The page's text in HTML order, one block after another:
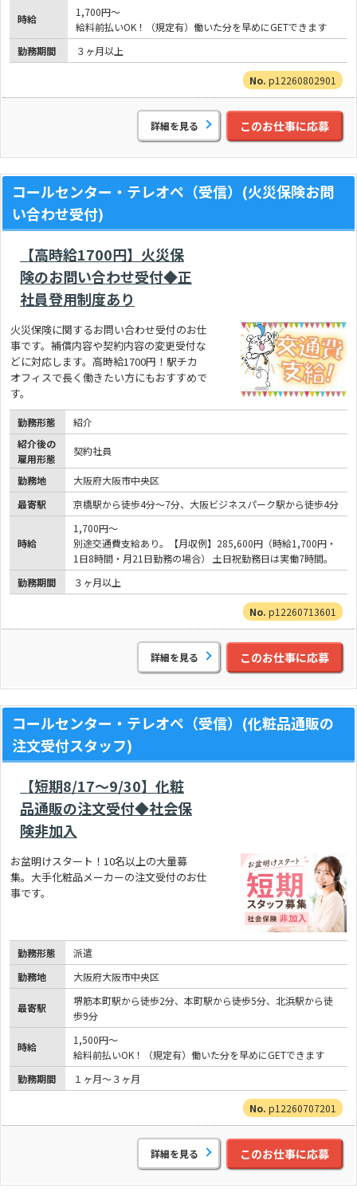
時給
1,700円～
給料前払いOK！（規定有）働いた分を早めにGETできます
勤務期間
３ヶ月以上
p12260802901
詳細を見る このお仕事に応募
コールセンター・テレオペ（受信）(火災保険お問
い合わせ受付)
【高時給1700円】火災保
険のお問い合わせ受付◆正
社員登用制度あり
火災保険に関するお問い合わせ受付のお仕
事です。補償内容や契約内容の変更受付な
どに対応します。高時給1700円！駅チカ
オフィスで長く働きたい方にもおすすめで
す。
勤務形態
紹介
紹介後の
雇用形態
契約社員
勤務地
大阪府大阪市中央区
最寄駅
京橋駅から徒歩4分～7分、大阪ビジネスパーク駅から徒歩4分
時給
1,700円～
別途交通費支給あり。【月収例】285,600円（時給1,700円・
1日8時間・月21日勤務の場合） 土日祝勤務日は実働7時間。
勤務期間
３ヶ月以上
p12260713601
詳細を見る このお仕事に応募
コールセンター・テレオペ（受信）(化粧品通販の
注文受付スタッフ)
【短期8/17～9/30】化粧
品通販の注文受付◆社会保
険非加入
お盆明けスタート！10名以上の大量募
集。大手化粧品メーカーの注文受付のお仕
事です。
勤務形態
派遣
勤務地
大阪府大阪市中央区
最寄駅
堺筋本町駅から徒歩2分、本町駅から徒歩5分、北浜駅から徒
歩9分
時給
1,500円～
給料前払いOK！（規定有）働いた分を早めにGETできます
勤務期間
１ヶ月～３ヶ月
p12260707201
詳細を見る このお仕事に応募